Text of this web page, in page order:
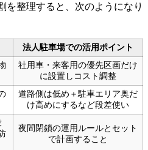
を整理すると、次のようになり
法人駐車場での活用ポイント
社用車・来客用の優先区画だけ
に設置しコスト調整
道路側は低め＋駐車エリア奥だ
け高めにするなど段差使い
夜間閉鎖の運用ルールとセット
で計画すること